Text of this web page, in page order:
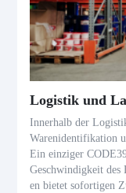
Logistik und
Innerhalb der
Warenidentifikation
Ein einziger
Geschwindigkeit des
en bietet sofortigen